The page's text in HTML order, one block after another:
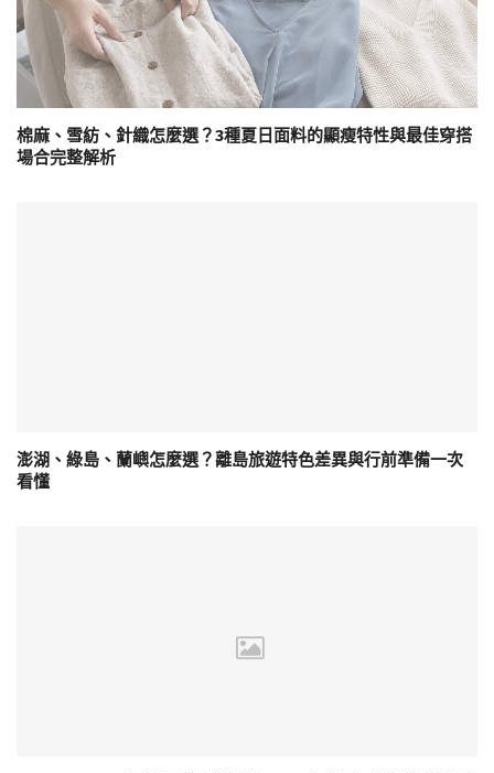
棉麻、雪紡、針織怎麼選？3種夏日面料的顯瘦特性與最佳穿搭
場合完整解析
澎湖、綠島、蘭嶼怎麼選？離島旅遊特色差異與行前準備一次
看懂